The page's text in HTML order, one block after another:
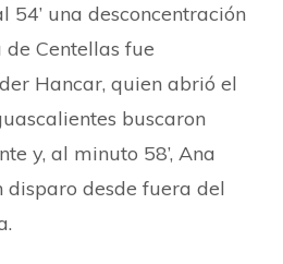
54’ una desconcentración
Centellas fue
Hancar, quien abrió el
buscaron
y, al minuto 58’, Ana
disparo desde fuera del